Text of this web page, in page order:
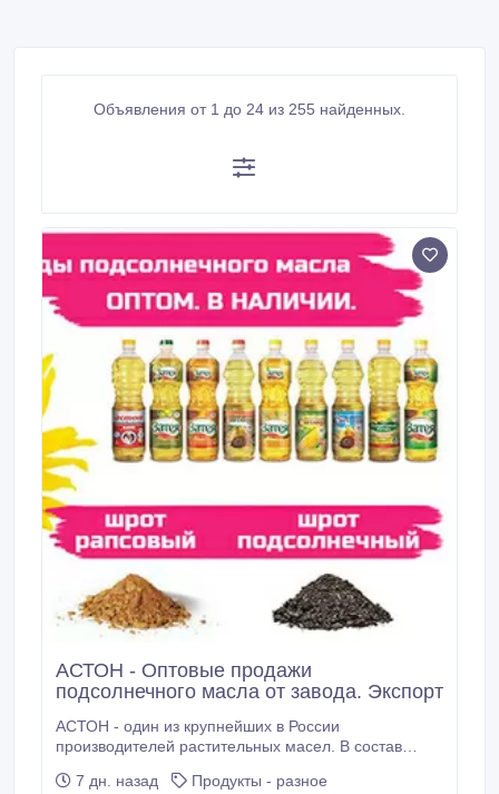
Объявления от 1 до 24 из 255 найденных.
АСТОН - Оптовые продажи
подсолнечного масла от завода. Экспорт
АСТОН - один из крупнейших в России
производителей растительных масел. В состав
растительных масел, элеваторные комплексы,
7 дн. назад
Продукты - разное